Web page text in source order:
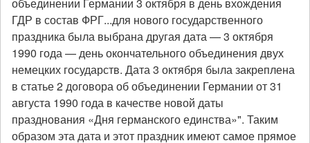
ГДР в состав ФРГ...для нового государственного
праздника была выбрана другая дата — 3 октября
1990 года — день окончательного объединения двух
немецких государств. Дата 3 октября была закреплена
в статье 2 договора об объединении Германии от 31
августа 1990 года в качестве новой даты
празднования «Дня германского единства»". Таким
образом эта дата и этот праздник имеют самое прямое